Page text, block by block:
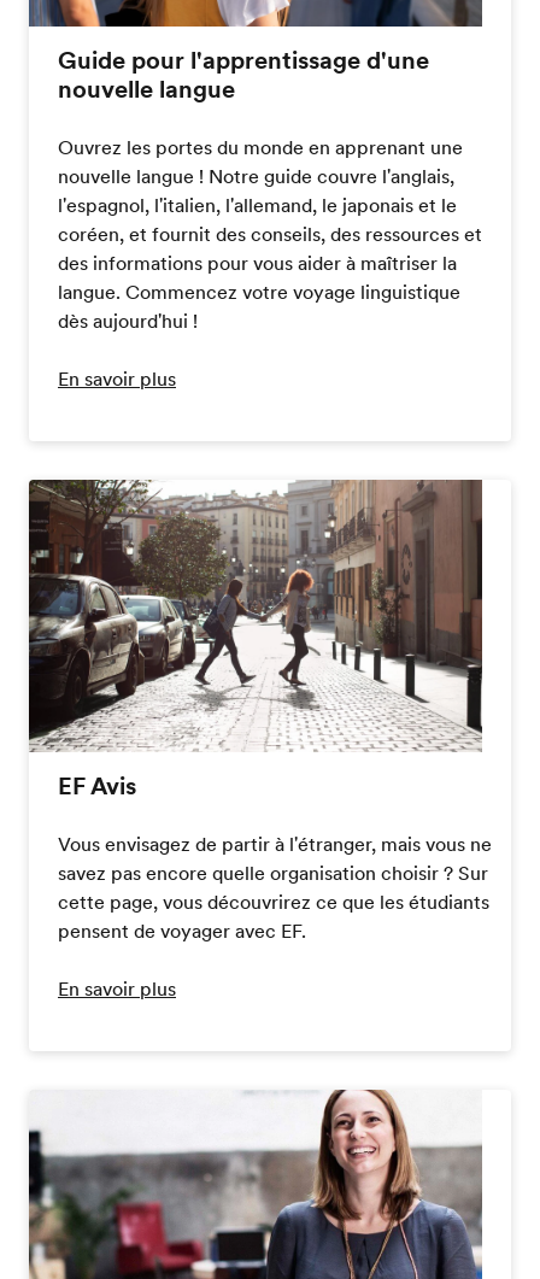
Guide pour l'apprentissage d'une
nouvelle langue
Ouvrez les portes du monde en apprenant une
nouvelle langue ! Notre guide couvre l'anglais,
l'espagnol, l'italien, l'allemand, le japonais et le
coréen, et fournit des conseils, des ressources et
des informations pour vous aider à maîtriser la
langue. Commencez votre voyage linguistique
dès aujourd'hui !
En savoir plus
EF Avis
Vous envisagez de partir à l'étranger, mais vous ne
savez pas encore quelle organisation choisir ? Sur
cette page, vous découvrirez ce que les étudiants
pensent de voyager avec EF.
En savoir plus